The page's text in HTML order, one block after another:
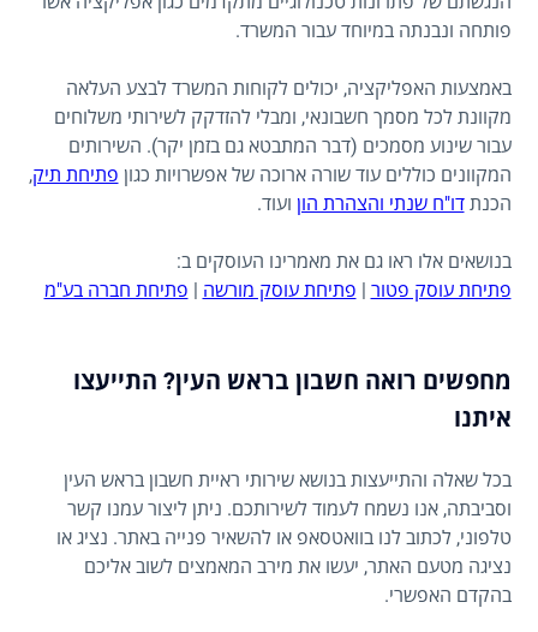
פותחה ונבנתה במיוחד עבור המשרד.
באמצעות האפליקציה, יכולים לקוחות המשרד לבצע העלאה
מקוונת לכל מסמך חשבונאי, ומבלי להזדקק לשירותי משלוחים
עבור שינוע מסמכים (דבר המתבטא גם בזמן יקר). השירותים
המקוונים כוללים עוד שורה ארוכה של אפשרויות כגון פתיחת תיק,
הכנתדו"ח שנתי והצהרת הון ועוד.
בנושאים אלו ראו גם את מאמרינו העוסקים ב:
פתיחת עוסק פטור | פתיחת עוסק מורשה | פתיחת חברה בע"מ
מחפשים רואה חשבון בראש העין? התייעצו
איתנו
בכל שאלה והתייעצות בנושא שירותי ראיית חשבון בראש העין
וסביבתה, אנו נשמח לעמוד לשירותכם. ניתן ליצור עמנו קשר
טלפוני, לכתוב לנו בוואטסאפ או להשאיר פנייה באתר. נציג או
נציגה מטעם האתר, יעשו את מירב המאמצים לשוב אליכם
בהקדם האפשרי.